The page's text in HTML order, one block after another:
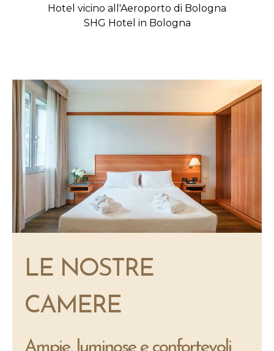
Hotel vicino all'Aeroporto di Bologna
SHG Hotel in Bologna
LE NOSTRE
CAMERE